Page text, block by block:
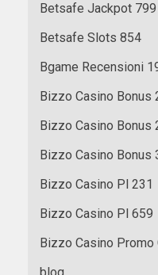
Betsafe Jackpot 799
Betsafe Slots 854
Bgame Recensioni
Bizzo Casino Bonus
Bizzo Casino Bonus
Bizzo Casino Bonus
Bizzo Casino Pl 231
Bizzo Casino Pl 659
Bizzo Casino Promo